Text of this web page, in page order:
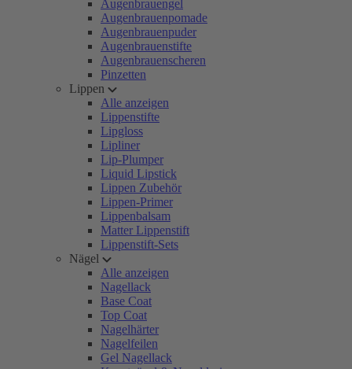
Augenbrauengel
Augenbrauenpomade
Augenbrauenpuder
Augenbrauenstifte
Augenbrauenscheren
Pinzetten
Lippen
Alle anzeigen
Lippenstifte
Lipgloss
Lipliner
Lip-Plumper
Liquid Lipstick
Lippen Zubehör
Lippen-Primer
Lippenbalsam
Matter Lippenstift
Lippenstift-Sets
Nägel
Alle anzeigen
Nagellack
Base Coat
Top Coat
Nagelhärter
Nagelfeilen
Gel Nagellack